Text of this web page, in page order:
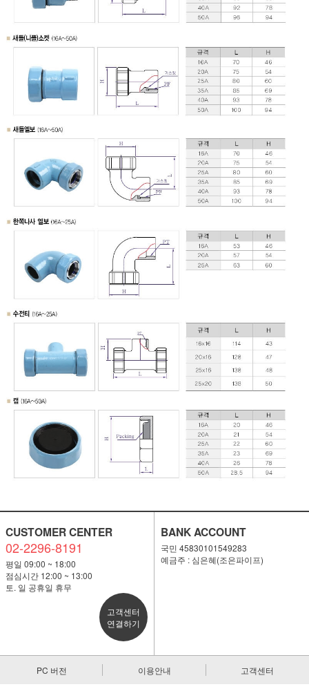
CUSTOMER CENTER
02-2296-8191
평일 09:00 ~ 18:00
점심시간 12:00 ~ 13:00
토. 일 공휴일 휴무
고객센터
연결하기
BANK ACCOUNT
국민 45830101549283
예금주 : 심은혜(조은파이프)
PC 버전 이용안내 고객센터